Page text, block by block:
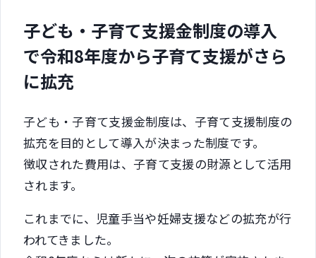
子ども・子育て支援金制度の導入
で令和8年度から子育て支援がさら
に拡充
子ども・子育て支援金制度は、子育て支援制度の
拡充を目的として導入が決まった制度です。
徴収された費用は、子育て支援の財源として活用
されます。
これまでに、児童手当や妊婦支援などの拡充が行
われてきました。